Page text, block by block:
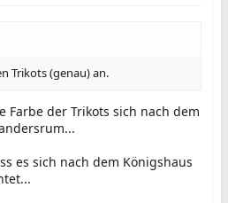
Trikots (genau) an.
Farbe der Trikots sich nach dem
es sich nach dem Königshaus